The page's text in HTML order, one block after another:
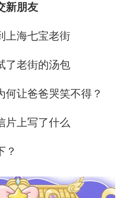
新朋友
上海七宝老街
了老街的汤包
何让爸爸哭笑不得？
片上写了什么
？